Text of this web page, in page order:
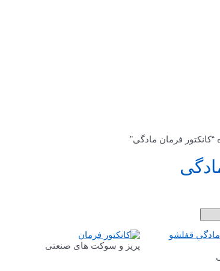
فرمان مادگی”
پریز و سوکت های صنعتی